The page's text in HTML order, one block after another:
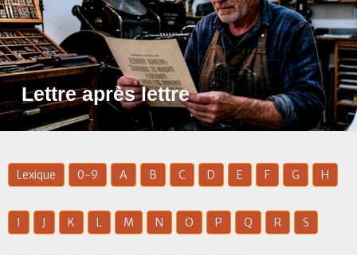
Lettre après lettre
Lexique 0-9 A B C D E F G H
I J K L M N O P Q R S